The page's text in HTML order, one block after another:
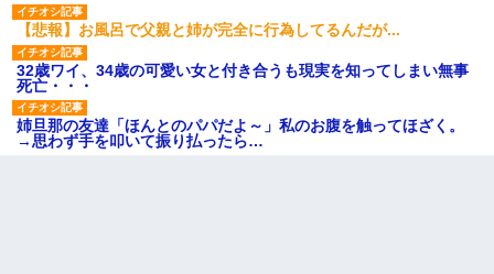
【悲報】お風呂で父親と姉が完全に行為してるんだが...
32歳ワイ、34歳の可愛い女と付き合うも現実を知ってしまい無事
死亡・・・
姉旦那の友達「ほんとのパパだよ～」私のお腹を触ってほざく。
→思わず手を叩いて振り払ったら…